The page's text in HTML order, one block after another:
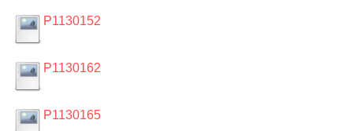
P1130152
P1130162
P1130165